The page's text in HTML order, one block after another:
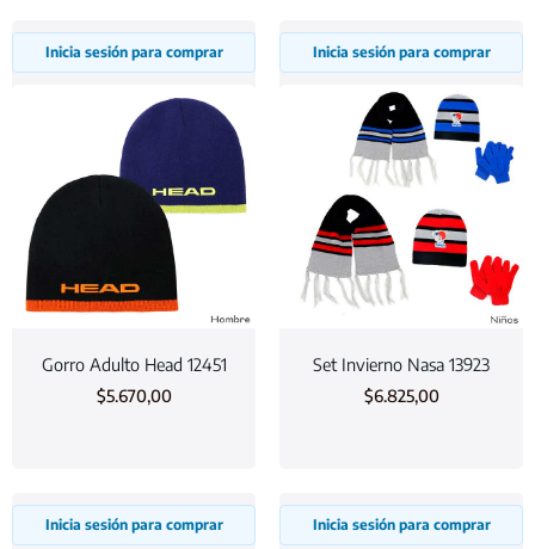
Inicia sesión para comprar
Gorro Adulto Head 12451
$5.670,00
Inicia sesión para comprar
Set Invierno Nasa 13923
$6.825,00
Inicia sesión para comprar Inicia sesión para comprar